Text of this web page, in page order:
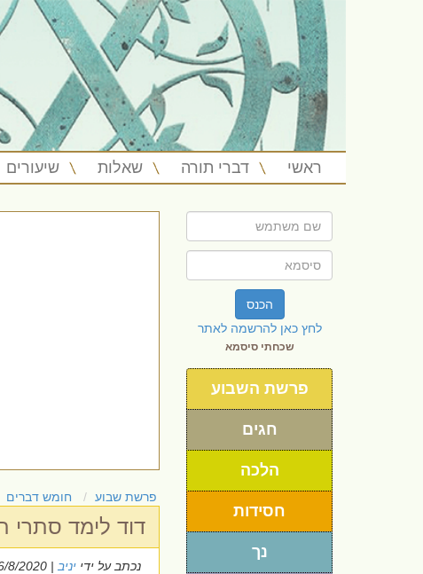
ראשי דברי תורה שאלות שיעורים
הכנס
לחץ כאן להרשמה לאתר
שכחתי סיסמא
פרשת השבוע
חגים
הלכה
חסידות
נך
פרשת שבוע חומש דברים
דוד לימד סתרי
נכתב על ידי יניב | 26/8/2020